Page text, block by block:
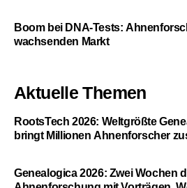
Boom bei DNA-Tests:
wachsenden Markt
Aktuelle Themen
RootsTech 2026: Weltgrößte
bringt Millionen Ahnenforscher
Genealogica 2026: Zwei Wochen